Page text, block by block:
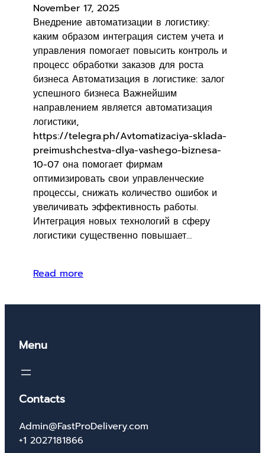
November 17, 2025
Внедрение автоматизации в логистику:
каким образом интеграция систем учета и
управления помогает повысить контроль и
процесс обработки заказов для роста
бизнеса Автоматизация в логистике: залог
успешного бизнеса Важнейшим
направлением является автоматизация
логистики,
https://telegra.ph/Avtomatizaciya-sklada-
preimushchestva-dlya-vashego-biznesa-
10-07 она помогает фирмам
оптимизировать свои управленческие
процессы, снижать количество ошибок и
увеличивать эффективность работы.
Интеграция новых технологий в сферу
логистики существенно повышает…
Read more
Menu
Contacts
Admin@FastProDelivery.com
+1 2027181866